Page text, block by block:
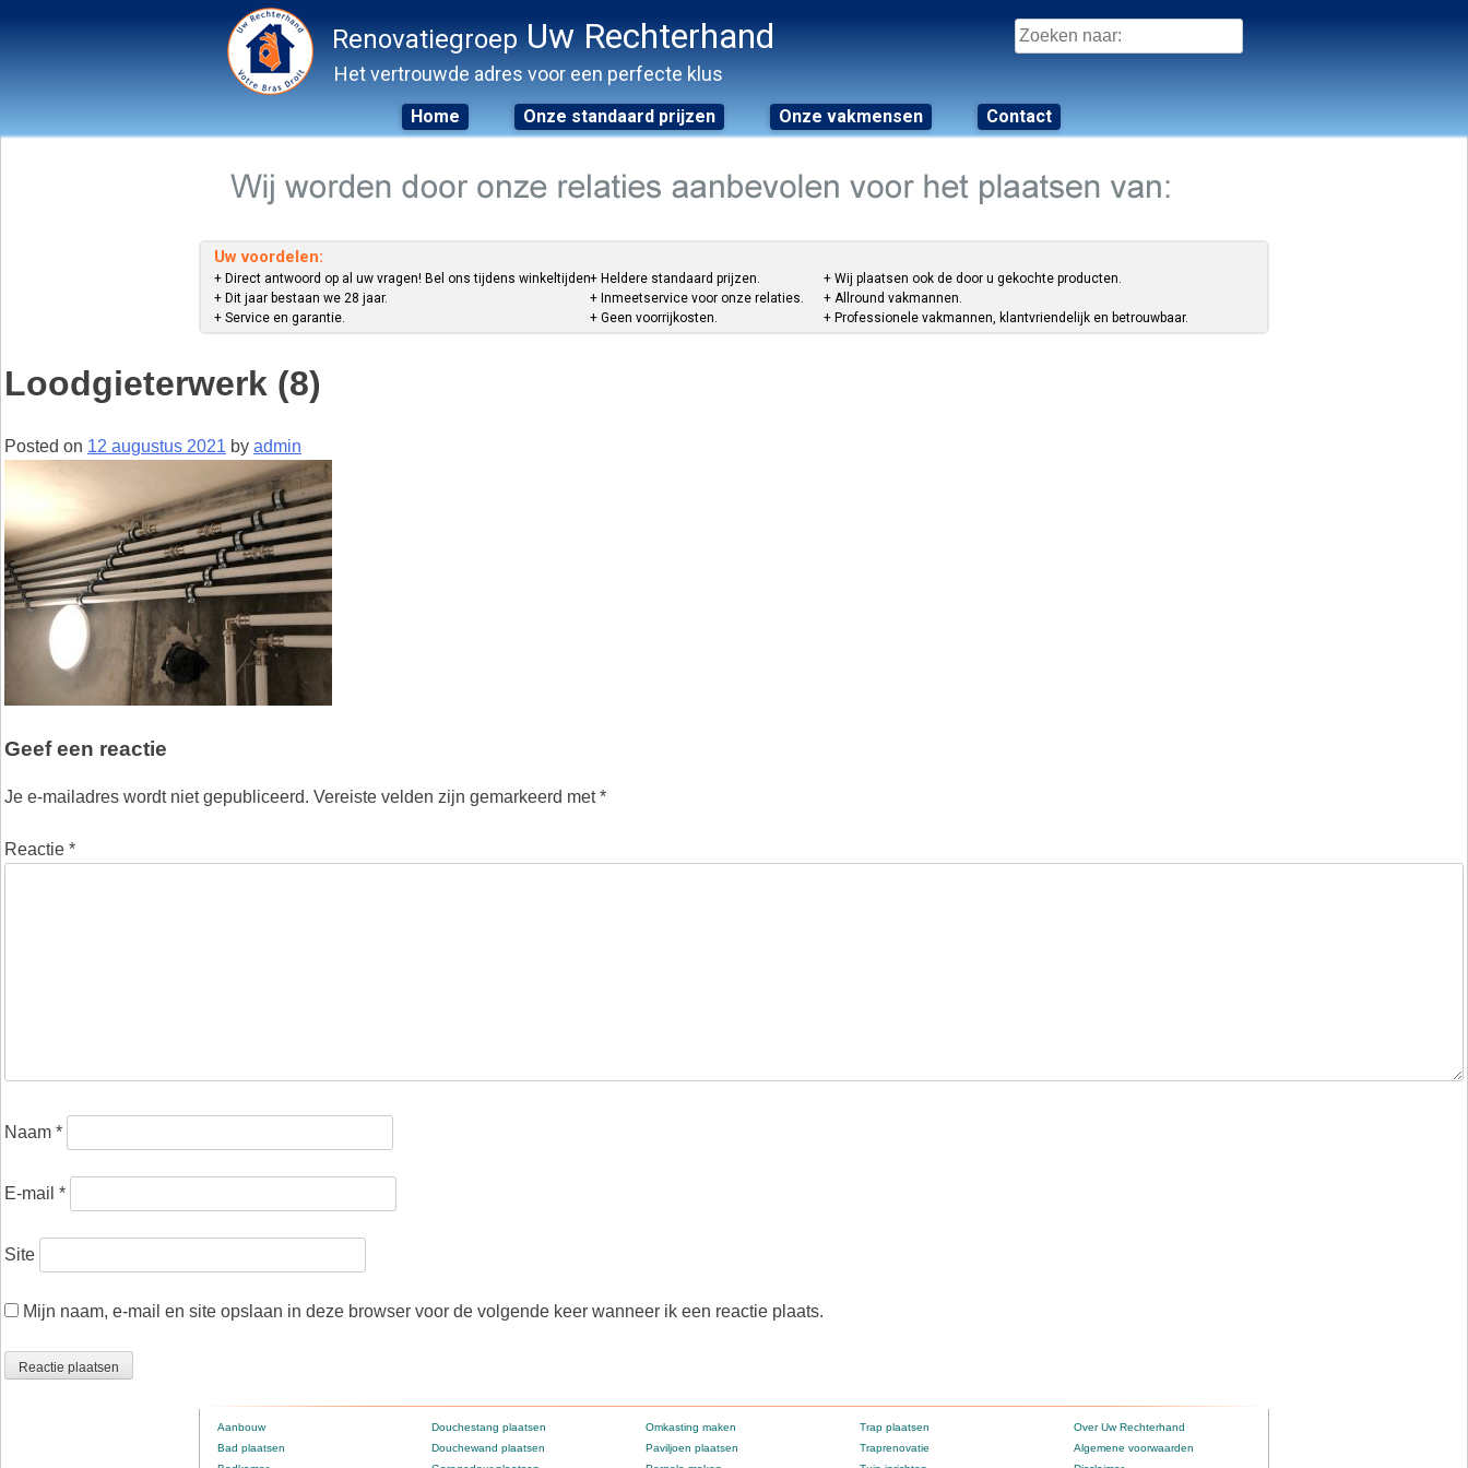
Renovatiegroep Uw Rechterhand
Het vertrouwde adres voor een perfecte klus
Zoeken
naar:
Home Onze standaard prijzen Onze vakmensen Contact
Uw voordelen:
+ Direct antwoord op al uw vragen! Bel ons tijdens winkeltijden.
+ Dit jaar bestaan we 28 jaar.
+ Service en garantie.
+ Heldere standaard prijzen.
+ Inmeetservice voor onze relaties.
+ Geen voorrijkosten.
+ Wij plaatsen ook de door u gekochte producten.
+ Allround vakmannen.
+ Professionele vakmannen, klantvriendelijk en betrouwbaar.
Loodgieterwerk (8)
Posted on 12 augustus 2021 by admin
Geef een reactie
Je e-mailadres wordt niet gepubliceerd. Vereiste velden zijn gemarkeerd met*
Reactie *
Naam *
E-mail *
Site
Mijn naam, e-mail en site opslaan in deze browser voor de volgende keer wanneer ik een reactie plaats.
Aanbouw
Bad plaatsen
Douchestang plaatsen
Douchewand plaatsen
Omkasting maken
Paviljoen plaatsen
Trap plaatsen
Traprenovatie
Over Uw Rechterhand
Algemene voorwaarden